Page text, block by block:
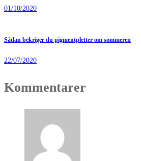
01/10/2020
Sådan bekriger du pigmentpletter om sommeren
22/07/2020
Kommentarer